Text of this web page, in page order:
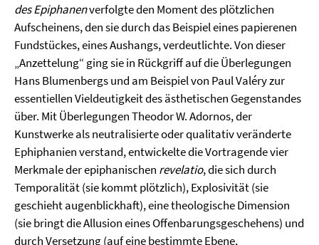
des Epiphanenverfolgte den Moment des plötzlichen
Aufscheinens, den sie durch das Beispiel eines papierenen
Fundstückes, eines Aushangs, verdeutlichte. Von dieser
„Anzettelung“ ging sie in Rückgriff auf die Überlegungen
Hans Blumenbergs und am Beispiel von Paul Valéry zur
essentiellen Vieldeutigkeit des ästhetischen Gegenstandes
über. Mit Überlegungen Theodor W. Adornos, der
Kunstwerke als neutralisierte oder qualitativ veränderte
Ephiphanien verstand, entwickelte die Vortragende vier
Merkmale der epiphanischen revelatio, die sich durch
Temporalität (sie kommt plötzlich), Explosivität (sie
geschieht augenblickhaft), eine theologische Dimension
(sie bringt die Allusion eines Offenbarungsgeschehens) und
durch Versetzung (auf eine bestimmte Ebene,